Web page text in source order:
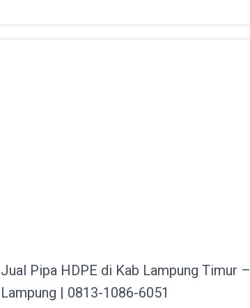
Jual Pipa HDPE di Kab Lampung Timur
Lampung | 0813-1086-6051